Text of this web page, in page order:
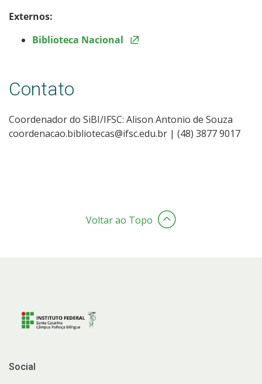
Externos:
Biblioteca Nacional
Contato
Coordenador do SiBI/IFSC: Alison Antonio de Souza
coordenacao.bibliotecas@ifsc.edu.br | (48) 3877 9017
Voltar ao Topo
Social